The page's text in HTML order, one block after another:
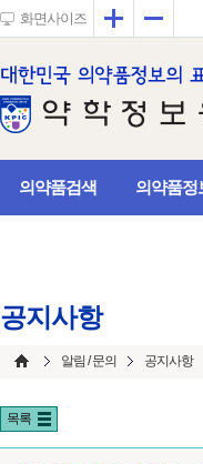
화면사이즈 확대
의약품검색 의약품정
공지사항
알림 / 문의 공지사항
목록